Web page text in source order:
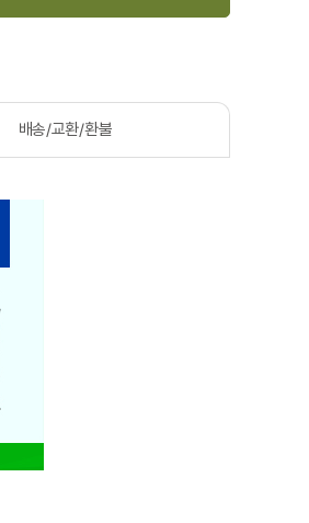
배송/교환/환불